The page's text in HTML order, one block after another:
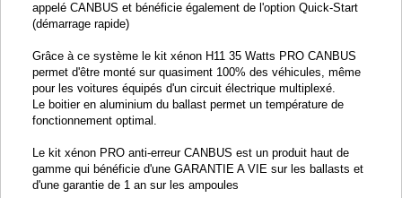
appelé CANBUS et bénéficie également de l'option Quick-Start
(démarrage rapide)
Grâce à ce système le kit xénon H11 35 Watts PRO CANBUS
permet d'être monté sur quasiment 100% des véhicules, même
pour les voitures équipés d'un circuit électrique multiplexé.
Le boitier en aluminium du ballast permet un température de
fonctionnement optimal.
Le kit xénon PRO anti-erreur CANBUS est un produit haut de
gamme qui bénéficie d'une GARANTIE A VIE sur les ballasts et
d'une garantie de 1 an sur les ampoules